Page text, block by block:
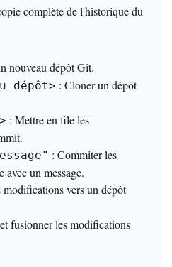
complète de l'historique du
nouveau dépôt Git.
: Cloner un dépôt
: Mettre en file les
: Commiter les
un message.
modifications vers un dépôt
fusionner les modifications